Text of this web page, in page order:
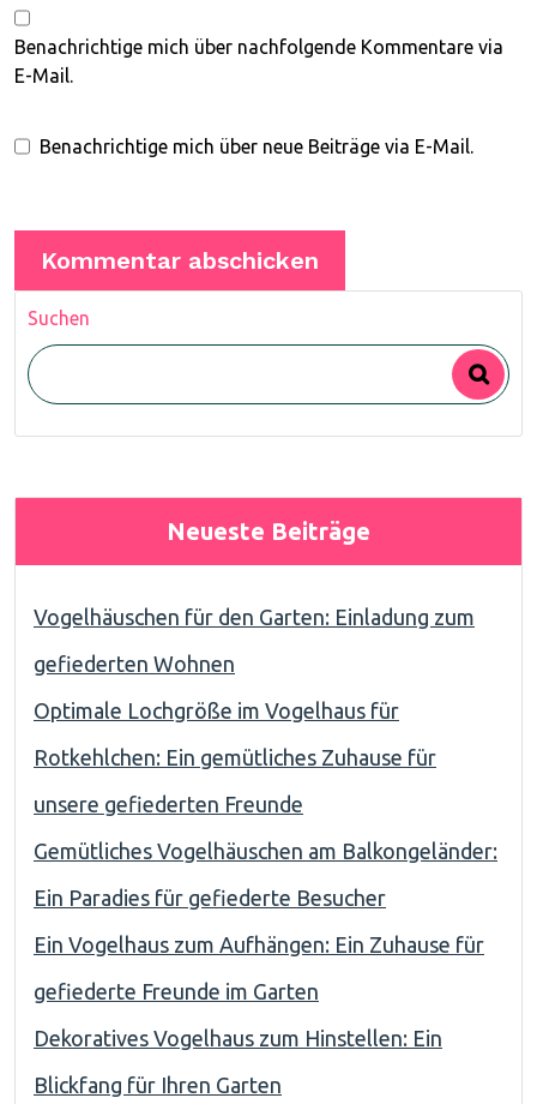
Benachrichtige mich über nachfolgende Kommentare via
E-Mail.
Benachrichtige mich über neue Beiträge via E-Mail.
Suchen
Neueste Beiträge
Vogelhäuschen für den Garten: Einladung zum
gefiederten Wohnen
Optimale Lochgröße im Vogelhaus für
Rotkehlchen: Ein gemütliches Zuhause für
unsere gefiederten Freunde
Gemütliches Vogelhäuschen am Balkongeländer:
Ein Paradies für gefiederte Besucher
Ein Vogelhaus zum Aufhängen: Ein Zuhause für
gefiederte Freunde im Garten
Dekoratives Vogelhaus zum Hinstellen: Ein
Blickfang für Ihren Garten